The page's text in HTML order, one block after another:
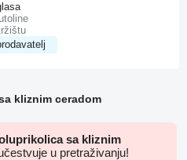
kliznim ceradom
sa kliznim
u pretraživanju!